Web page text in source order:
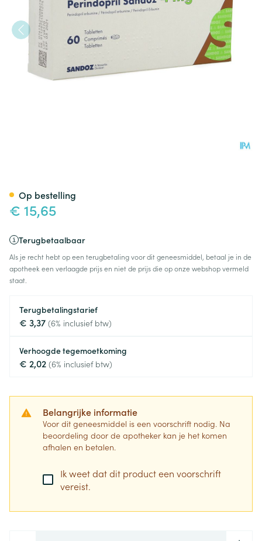
€ 15,65
Terugbetaalbaar
Als je recht hebt op een terugbetaling voor dit geneesmiddel, betaal je in de
apotheek een verlaagde prijs en niet de prijs die op onze webshop vermeld
staat.
Terugbetalingstarief
€ 3,37 (6% inclusief btw)
Verhoogde tegemoetkoming
€ 2,02 (6% inclusief btw)
Belangrijke informatie
Voor dit geneesmiddel is een voorschrift nodig. Na
beoordeling door de apotheker kan je het komen
afhalen en betalen.
Ik weet dat dit product een voorschrift
vereist.
Op bestelling